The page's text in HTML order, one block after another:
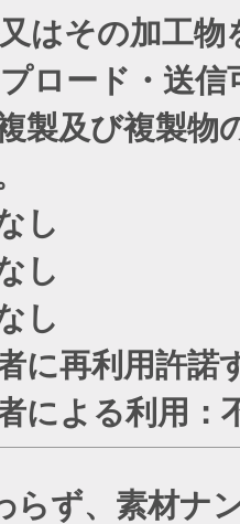
その加工物
ロード・送信
及び複製物
し
し
し
に再利用許諾
による利用：
ず、素材ナ